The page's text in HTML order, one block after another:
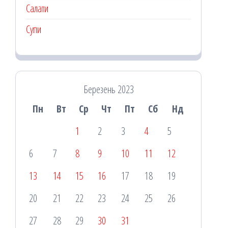
Салати
Супи
Березень 2023
Пн
Вт Ср Чт Пт Сб
Нд
1
2 3 4
5
6
7 8 9 10 11
12
13
14 15 16 17 18
19
20
21 22 23 24 25
26
27
28 29 30
31